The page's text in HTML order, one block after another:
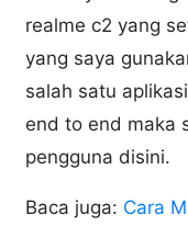
realme c2 yang
yang saya
salah satu
end to end maka
pengguna disini.
Baca juga: Cara